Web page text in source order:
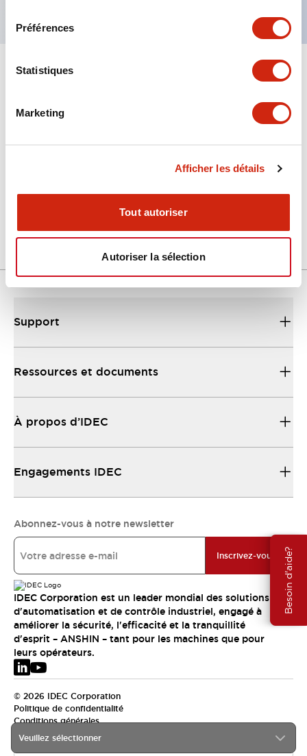
Préférences
Statistiques
Marketing
Afficher les détails
Tout autoriser
Autoriser la sélection
Besoin d'aide?
Veuillez sélectionner
Support
Ressources et documents
À propos d’IDEC
Engagements IDEC
Abonnez-vous à notre newsletter
Inscrivez-vous
IDEC Corporation est un leader mondial des solutions
d'automatisation et de contrôle industriel, engagé à
améliorer la sécurité, l'efficacité et la tranquillité
d'esprit – ANSHIN – tant pour les machines que pour
leurs opérateurs.
© 2026 IDEC Corporation
Politique de confidentialité
Conditions générales
EMEA